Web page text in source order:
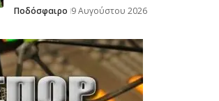
Ποδόσφαιρο 9 Αυγούστου 2026